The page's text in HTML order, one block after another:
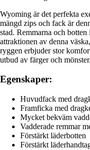
Wyoming är det perfekta
mängd zips och fack är
stad. Remmarna och
attraktionen av denna
ryggen erbjuder stor
utbud av färger och mönster.
Egenskaper:
Huvudfack med
Framficka med
Mycket bekväm
Vadderade remmar
Förstärkt läderbotten
Förstärkt